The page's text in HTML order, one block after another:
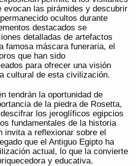
evocan las pirámides y descubrir
ocultos durante
destacados se
detalladas de artefactos
famosa máscara funeraria, el
que han sido
para ofrecer una visión
cultural de esta civilización.
tendrán la oportunidad de
de la piedra de Rosetta,
los jeroglíficos egipcios
fundamentales de la historia
invita a reflexionar sobre el
que el Antiguo Egipto ha
actual, lo que la convierte
y educativa.